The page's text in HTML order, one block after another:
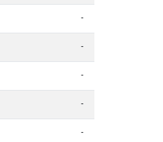
-
-
-
-
-